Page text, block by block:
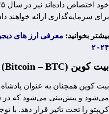
برای سرمایه‌گذاری ارائه خواهند
بیشتر بخوانید: معرفی ارز های
۲۰۲۴
بیت کوین (Bitcoin – BTC)
بیت کوین همچنان به عنوان
کریپتو را تحت تاثیر قرار دهد. با